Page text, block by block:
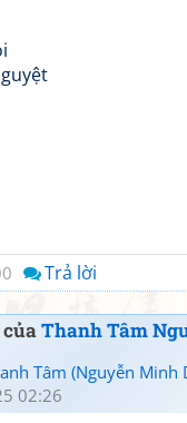
Trả lời
Thanh Tâm
Tâm (Nguyễn Minh
02:26